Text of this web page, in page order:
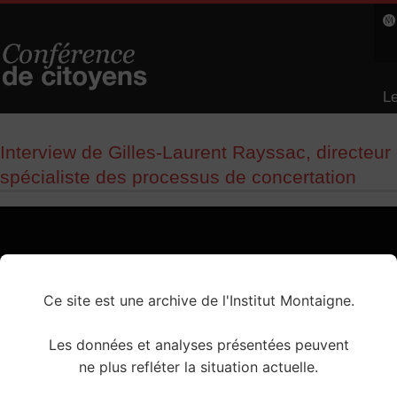
Interview de Gilles-Laurent Rayssac,
spécialiste des processus de concertation
Ce site est une archive de l'Institut Montaigne.
Les données et analyses présentées peuvent
ne plus refléter la situation actuelle.